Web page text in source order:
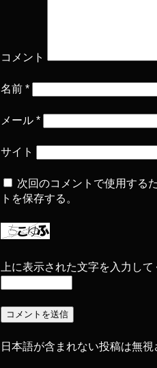
コメント
名前 *
メール *
サイト
次回のコメントで使用する
トを保存する。
上に表示された文字を入力して
日本語が含まれない投稿は無